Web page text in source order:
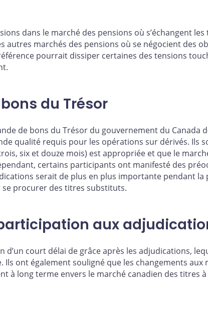
dans le marché des pensions où s’échangent
autres marchés des pensions où se négocient des
pourrait dissiper certaines des tensions
du Trésor
de bons du Trésor du gouvernement du Canada
qualité requis pour les opérations sur dérivés. Ils
six et douze mois) est appropriée et que le
certains participants ont manifesté des
serait de plus en plus importante pendant
se procurer des titres substituts.
aux
d’un court délai de grâce après les adjudications,
ont également souligné que les changements
à long terme envers le marché canadien des titres